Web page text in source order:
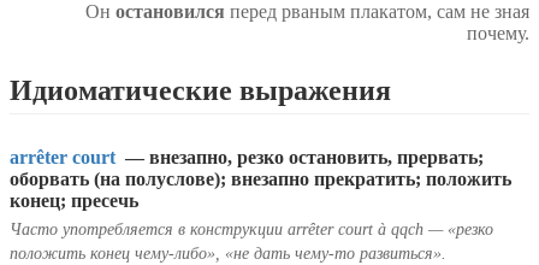
Он остановился перед рваным плакатом, сам не зная
почему.
Идиоматические выражения
arrêter court — внезапно, резко остановить, прервать;
оборвать (на полуслове); внезапно прекратить; положить
конец; пресечь
Часто употребляется в конструкции arrêter court à qqch — «резко
положить конец чему-либо», «не дать чему-то развиться».